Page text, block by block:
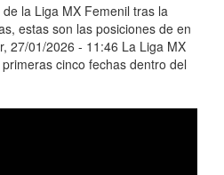
la Liga MX Femenil tras la
estas son las posiciones de en
27/01/2026 - 11:46 La Liga MX
cinco fechas dentro del